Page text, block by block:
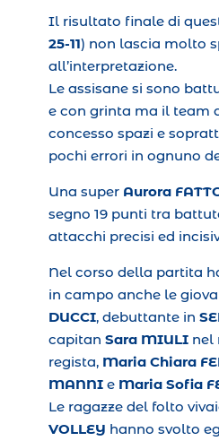
Il risultato finale di
25-11) non lascia molto
all’interpretazione.
Le assisane si sono
e con grinta ma il team
concesso spazi e
pochi errori in ognuno
Una super Aurora
segno 19 punti tra
attacchi precisi ed
Nel corso della partita
in campo anche le
DUCCI, debuttante in
capitan Sara MIULInel
regista, Maria Chiara
MANNIe Maria Sofia
Le ragazze del folto
VOLLEY hanno svolto